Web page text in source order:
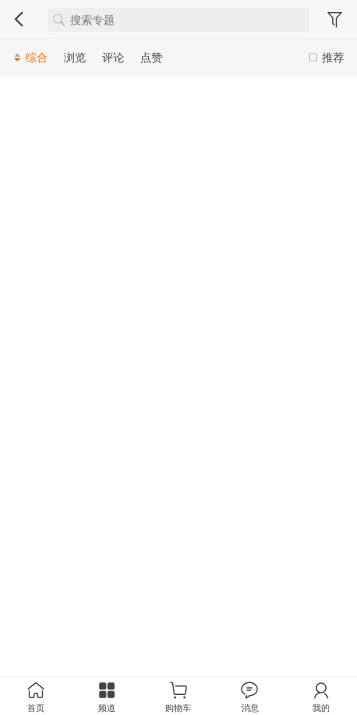
推荐
综合 浏览 评论 点赞
首页 频道 购物车 消息 我的